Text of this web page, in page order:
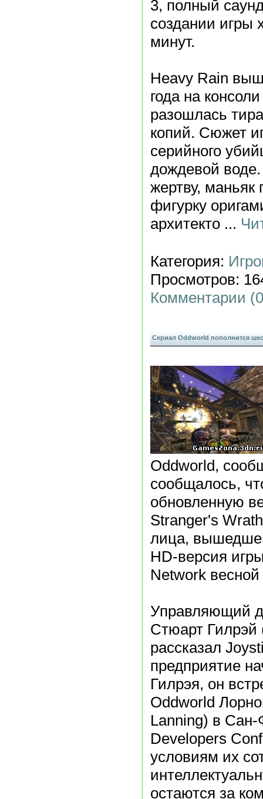
3, полный
создании игры
минут.
Heavy Rain
года на
разошлась
копий. Сюжет
серийного
дождевой
жертву, маньяк
фигурку
архитекто ...
Категория:
Просмотров:
Комментарии
Сериал Oddworld пополнится
Oddworld,
сообщалось,
обновленную
Stranger's
лица,
HD-версия
Network весной
Управляющий
Стюарт Гилрэй
рассказал
предприятие
Гилрэя, он
Oddworld
Lanning) в
Developers
условиям их
остаются за